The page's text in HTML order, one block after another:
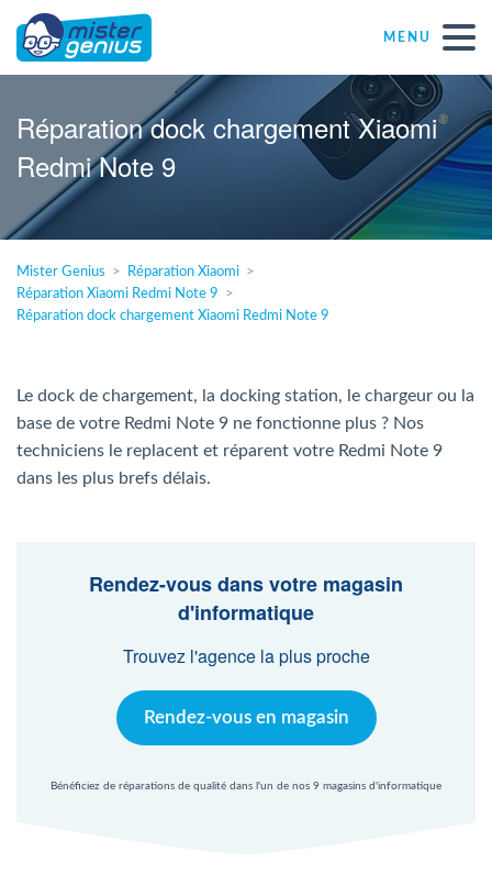
MENU
Réparations – Dépannages
Magasins informatiques toutes marques
Particulier
Indépendant
Réparation dock chargement Xiaomi
Redmi Note 9
Mister Genius
Réparation Xiaomi
Réparation Xiaomi Redmi Note 9
Réparation dock chargement Xiaomi Redmi Note 9
Le dock de chargement, la docking station, le chargeur ou la
base de votre Redmi Note 9 ne fonctionne plus ? Nos
techniciens le replacent et réparent votre Redmi Note 9
dans les plus brefs délais.
Rendez-vous dans votre magasin
d'informatique
Trouvez l'agence la plus proche
Rendez-vous en magasin
Bénéficiez de réparations de qualité dans l'un de nos 9 magasins d'informatique